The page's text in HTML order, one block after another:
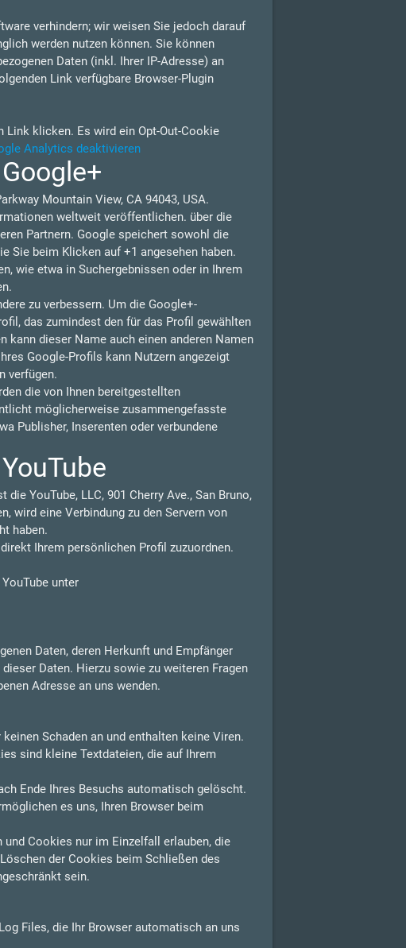
verhindern; wir weisen Sie jedoch darauf
werden nutzen können. Sie können
Daten (inkl. Ihrer IP-Adresse) an
Link verfügbare Browser-Plugin
Link klicken. Es wird ein Opt-Out-Cookie
Analytics deaktivieren
Mountain View, CA 94043, USA.
weltweit veröffentlichen. über die
Partnern. Google speichert sowohl die
Sie beim Klicken auf +1 angesehen haben.
wie etwa in Suchergebnissen oder in Ihrem
zu verbessern. Um die Google+-
das zumindest den für das Profil gewählten
kann dieser Name auch einen anderen Namen
Google-Profils kann Nutzern angezeigt
verfügen.
die von Ihnen bereitgestellten
möglicherweise zusammengefasste
Publisher, Inserenten oder verbundene
YouTube, LLC, 901 Cherry Ave., San Bruno,
wird eine Verbindung zu den Servern von
haben.
Ihrem persönlichen Profil zuzuordnen.
unter
Daten, deren Herkunft und Empfänger
Daten. Hierzu sowie zu weiteren Fragen
Adresse an uns wenden.
Schaden an und enthalten keine Viren.
sind kleine Textdateien, die auf Ihrem
Ende Ihres Besuchs automatisch gelöscht.
es uns, Ihren Browser beim
Cookies nur im Einzelfall erlauben, die
der Cookies beim Schließen des
sein.
Files, die Ihr Browser automatisch an uns